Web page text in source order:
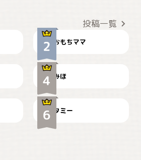
投稿一覧
おもちママ
見てるぞぉ
みほ
ドーベルマンのお友達邸に
て
タミー